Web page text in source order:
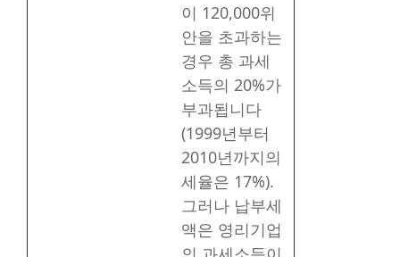
이 120,000위
안을 초과하는
경우 총 과세
소득의 20%가
부과됩니다
(1999년부터
2010년까지의
세율은 17%).
그러나 납부세
액은 영리기업